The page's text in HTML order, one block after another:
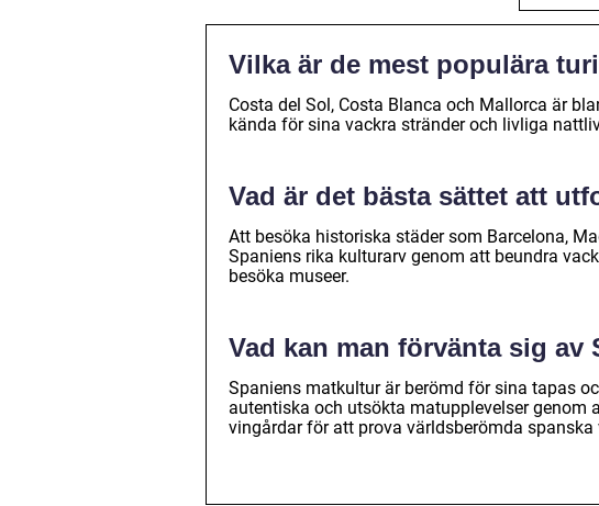
Vilka är de mest populära
Costa del Sol, Costa Blanca och Mallorca är
kända för sina vackra stränder och livliga
Vad är det bästa sättet att
Att besöka historiska städer som Barcelona,
Spaniens rika kulturarv genom att beundra
besöka museer.
Vad kan man förvänta sig av
Spaniens matkultur är berömd för sina tapas
autentiska och utsökta matupplevelser genom
vingårdar för att prova världsberömda spanska